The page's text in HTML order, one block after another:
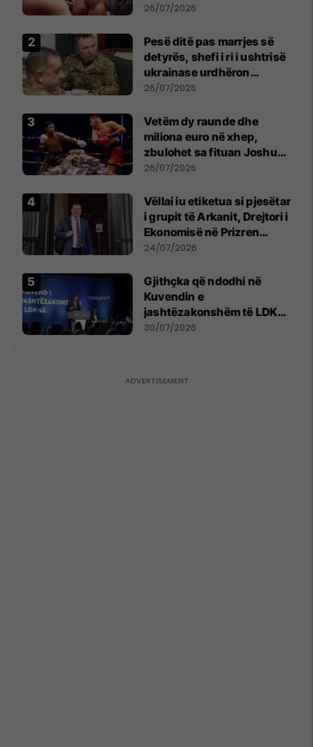
26/07/2026
Pesë ditë pas marrjes së
detyrës, shefi i ri i ushtrisë
ukrainase urdhëron
kontroll të madh
26/07/2026
Vetëm dy raunde dhe
miliona euro në xhep,
zbulohet sa fituan Joshua
e Prenga
26/07/2026
Vëllai iu etiketua si pjesëtar
i grupit të Arkanit, Drejtori i
Ekonomisë në Prizren
mohon pretendimet
24/07/2026
Gjithçka që ndodhi në
Kuvendin e
jashtëzakonshëm të LDK-
së
30/07/2026